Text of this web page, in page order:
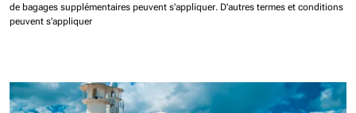
de bagages supplémentaires peuvent s'appliquer. D'autres termes et conditions
peuvent s'appliquer